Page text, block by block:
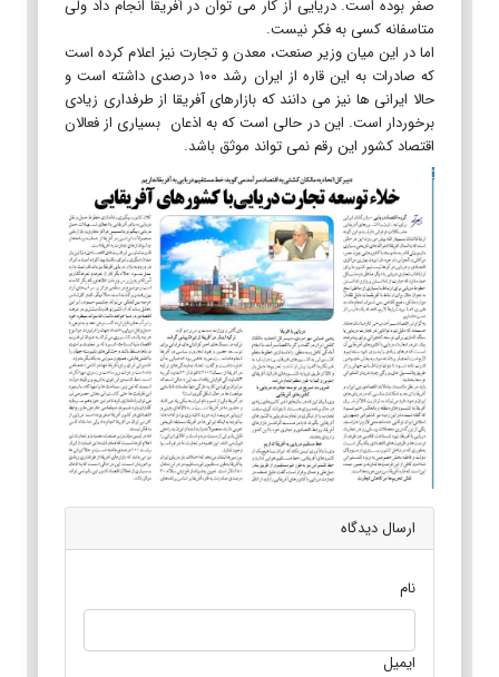
صفر بوده است. دریایی از کار می توان در آفریقا انجام داد ولی
متاسفانه کسی به فکر نیست.
اما در این میان وزیر صنعت، معدن و تجارت نیز اعلام کرده است
که صادرات به این قاره از ایران رشد ۱۰۰ درصدی داشته است و
حالا ایرانی ها نیز می دانند که بازارهای آفریقا از طرفداری زیادی
برخوردار است. این در حالی است که به اذعان بسیاری از فعالان
اقتصاد کشور این رقم نمی تواند موثق باشد.
ارسال دیدگاه
نام
ایمیل